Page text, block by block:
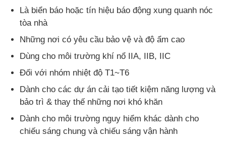
Là biển báo hoặc tín hiệu báo động xung quanh nóc
tòa nhà
Những nơi có yêu cầu bảo vệ và độ ẩm cao
Dùng cho môi trường khí nổ IIA, IIB, IIC
Đối với nhóm nhiệt độ T1~T6
Dành cho các dự án cải tạo tiết kiệm năng lượng và
bảo trì & thay thế những nơi khó khăn
Dành cho môi trường nguy hiểm khác dành cho
chiếu sáng chung và chiếu sáng vận hành